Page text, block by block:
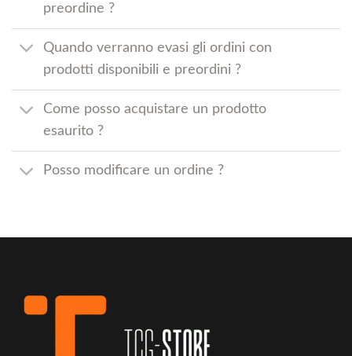
preordine ?
Quando verranno evasi gli ordini con
prodotti disponibili e preordini ?
Come posso acquistare un prodotto
esaurito ?
Posso modificare un ordine ?